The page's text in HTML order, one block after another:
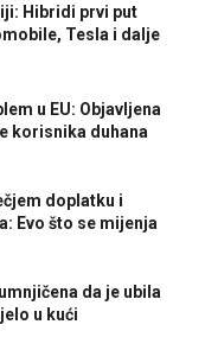
Hibridi prvi put
Tesla i dalje
u EU: Objavljena
korisnika duhana
doplatku i
Evo što se mijenja
da je ubila
u kući